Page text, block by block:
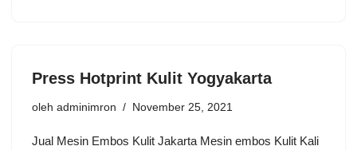
Press Hotprint Kulit Yogyakarta
oleh adminimron November 25, 2021
Jual Mesin Embos Kulit Jakarta Mesin embos Kulit Kali